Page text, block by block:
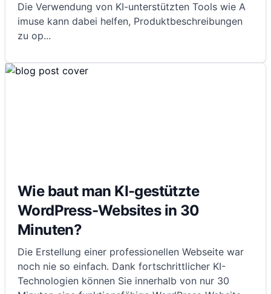
Die Verwendung von KI-unterstützten Tools wie A
imuse kann dabei helfen, Produktbeschreibungen
zu op...
Wie baut man KI-gestützte
WordPress-Websites in 30
Minuten?
Die Erstellung einer professionellen Webseite war
noch nie so einfach. Dank fortschrittlicher KI-
Technologien können Sie innerhalb von nur 30